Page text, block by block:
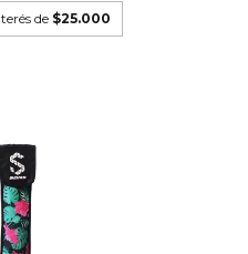
de $25.000